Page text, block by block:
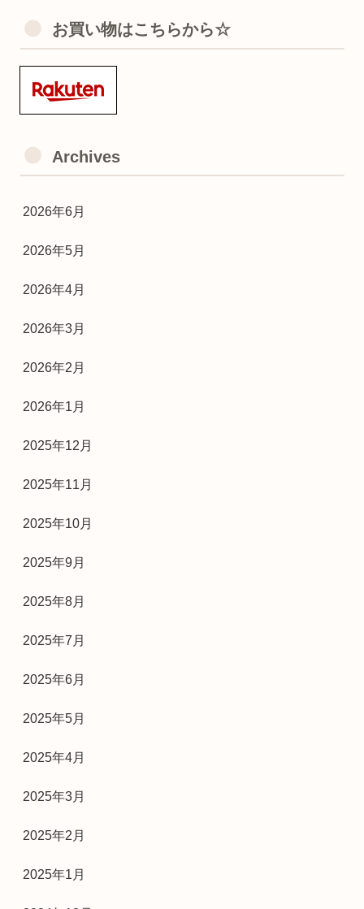
お買い物はこちらから☆
Archives
2026年6月
2026年5月
2026年4月
2026年3月
2026年2月
2026年1月
2025年12月
2025年11月
2025年10月
2025年9月
2025年8月
2025年7月
2025年6月
2025年5月
2025年4月
2025年3月
2025年2月
2025年1月